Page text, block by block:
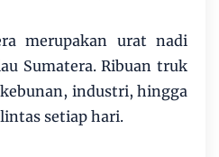
merupakan urat nadi
Sumatera. Ribuan truk
industri, hingga
setiap hari.